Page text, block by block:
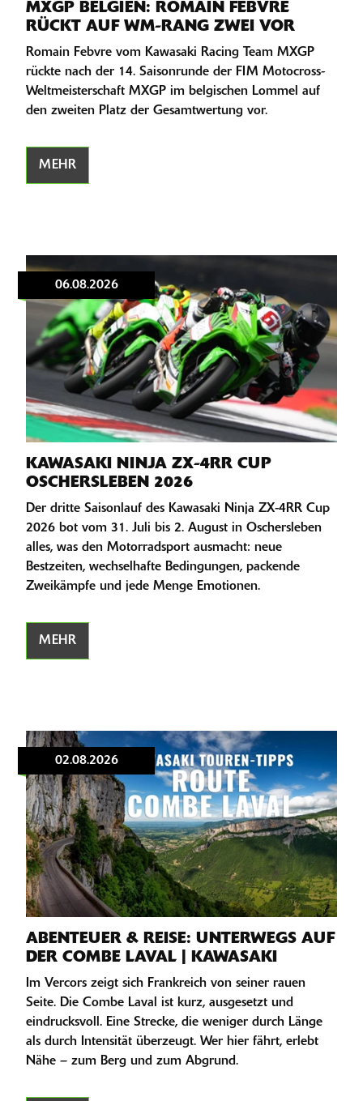
MXGP BELGIEN: ROMAIN FEBVRE
RÜCKT AUF WM-RANG ZWEI VOR
Romain Febvre vom Kawasaki Racing Team MXGP
rückte nach der 14. Saisonrunde der FIM Motocross-
Weltmeisterschaft MXGP im belgischen Lommel auf
den zweiten Platz der Gesamtwertung vor.
MEHR
06.08.2026
KAWASAKI NINJA ZX-4RR CUP
OSCHERSLEBEN 2026
Der dritte Saisonlauf des Kawasaki Ninja ZX-4RR Cup
2026 bot vom 31. Juli bis 2. August in Oschersleben
alles, was den Motorradsport ausmacht: neue
Bestzeiten, wechselhafte Bedingungen, packende
Zweikämpfe und jede Menge Emotionen.
MEHR
02.08.2026
ABENTEUER & REISE: UNTERWEGS AUF
DER COMBE LAVAL | KAWASAKI
Im Vercors zeigt sich Frankreich von seiner rauen
Seite. Die Combe Laval ist kurz, ausgesetzt und
eindrucksvoll. Eine Strecke, die weniger durch Länge
als durch Intensität überzeugt. Wer hier fährt, erlebt
Nähe – zum Berg und zum Abgrund.